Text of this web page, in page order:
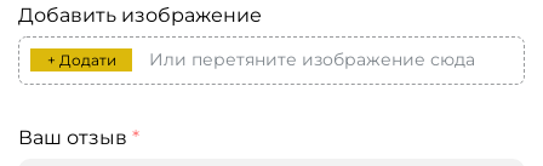
Добавить изображение
+ Додати Или перетяните изображение сюда
Ваш отзыв *